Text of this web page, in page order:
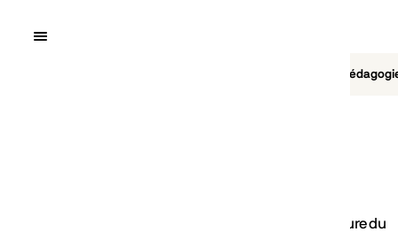
Quai10
catastrophe du Bois du Cazier et des 80 ans de la signature du